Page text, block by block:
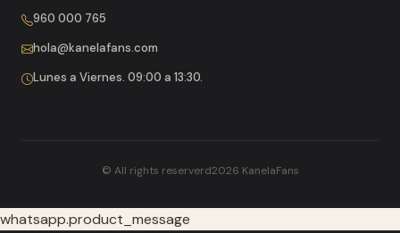
960 000 765
hola@kanelafans.com
Lunes a Viernes. 09:00 a 13:30.
© All rights reserverd2026 KanelaFans
whatsapp.product_message